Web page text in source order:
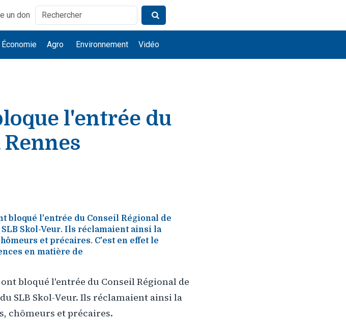
un don
Économie Agro Environnement Vidéo
l'entrée du
bloqué l'entrée du Conseil Régional de
Skol-Veur. Ils réclamaient ainsi la
et précaires. C'est en effet le
en matière de
bloqué l'entrée du Conseil Régional de
SLB Skol-Veur. Ils réclamaient ainsi la
chômeurs et précaires.